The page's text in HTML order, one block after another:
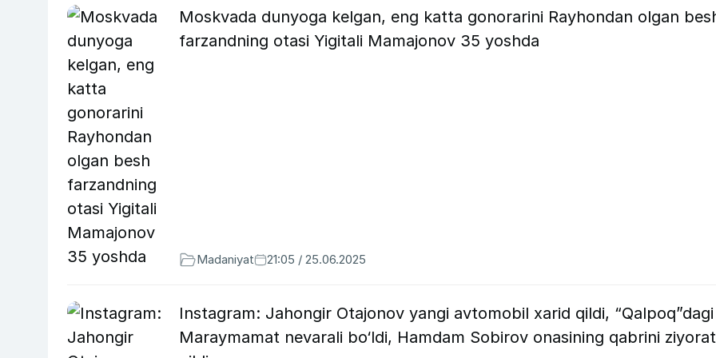
Moskvada dunyoga kelgan, eng katta gonorarini Rayhondan olgan
farzandning otasi Yigitali Mamajonov 35 yoshda
Madaniyat 21:05 / 25.06.2025
Instagram: Jahongir Otajonov yangi avtomobil xarid qildi, “Qalpoq”dagi
Maraymamat nevarali bo‘ldi, Hamdam Sobirov onasining qabrini ziyorat